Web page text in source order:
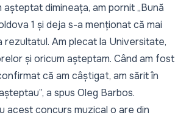
așteptat dimineața, am pornit „Bună
1 și deja s-a menționat că mai
rezultatul. Am plecat la Universitate,
și oricum așteptam. Când am fost
că am câștigat, am sărit în
a spus Oleg Barbos.
acest concurs muzical o are din